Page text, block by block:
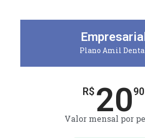
Empresarial
Plano Amil
R$ 2090
Valor mensal por